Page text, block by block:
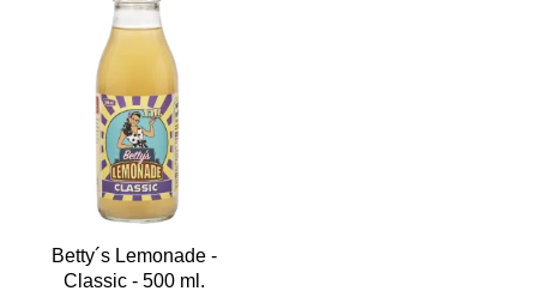
Betty´s Lemonade -
Classic - 500 ml.